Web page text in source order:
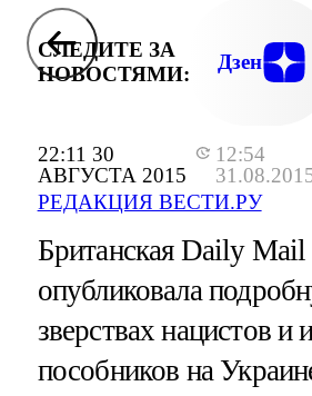
22:11 30
АВГУСТА 2015
12:54
РЕДАКЦИЯ ВЕСТИ.РУ
СЛЕДИТЕ ЗА
НОВОСТЯМИ:
Дзен
Британская Daily Mail
опубликовала
зверствах нацистов и
пособников на